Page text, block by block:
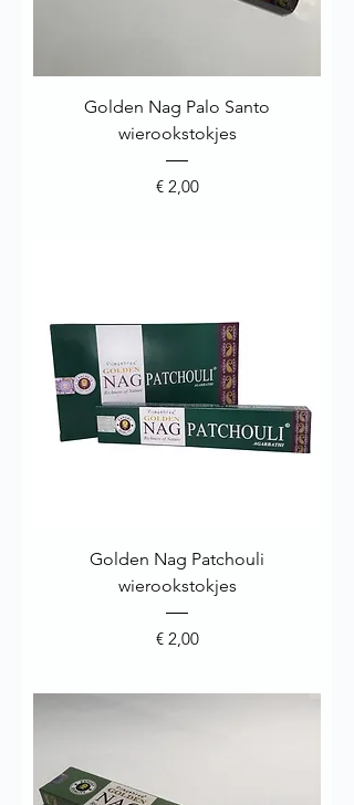
Golden Nag Palo Santo
wierookstokjes
Prijs
€ 2,00
Golden Nag Patchouli
wierookstokjes
Prijs
€ 2,00